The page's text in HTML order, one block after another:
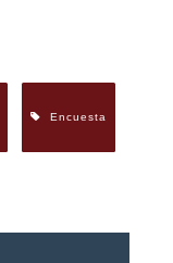
Encuesta